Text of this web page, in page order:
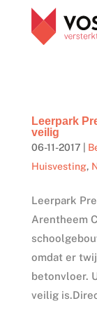
Leerpark
veilig
06-11-2017
Huisvesting,
Leerpark
Arentheem
omdat er
betonvloer.
veilig